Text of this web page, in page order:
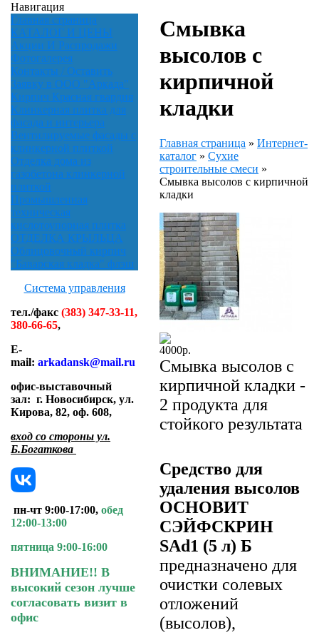
Навигация
Главная страница
КАТАЛОГ И ЦЕНЫ
Акции И Распродажи
Фотогалерея
Контакты / Оставить
Заявку в ООО "Аркада"
Кирпич Красная гвардия
Клинкерная плитка для
фасада и интерьера
Вентилируемые фасады с
клинкерной плиткой
Отделка дома из
газобетона клинкерной
плиткой
Промышленная
техническая
кислотоупорная плитка
ОТДЕЛКА КРЫЛЬЦА
Облицовочный кирпич
"Баварская кладка" флэш
Система управления
тел./факс (383) 347-33-11,
380-66-65,
E-
mail: arkadansk@mail.ru
офис-выставочный
зал: г. Новосибирск, ул.
Кирова, 82, оф. 608,
вход со стороны ул.
Б.Богаткова
пн-чт 9:00-17:00, обед
12:00-13:00
пятница 9:00-16:00
ВНИМАНИЕ!! В
высокий сезон лучше
согласовать визит в
офис
Смывка
высолов с
кирпичной
кладки
Главная страница » Интернет-
каталог » Сухие
строительные смеси »
Смывка высолов с кирпичной
кладки
4000р.
Смывка высолов с
кирпичной кладки -
2 продукта для
стойкого результата
Средство для
удаления высолов
ОСНОВИТ
СЭЙФСКРИН
SAd1 (5 л) Б
предназначено для
очистки солевых
отложений
(высолов),